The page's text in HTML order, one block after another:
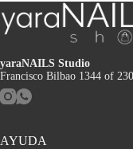
yaraNAILS Studio
Francisco Bilbao 1344 of
AYUDA